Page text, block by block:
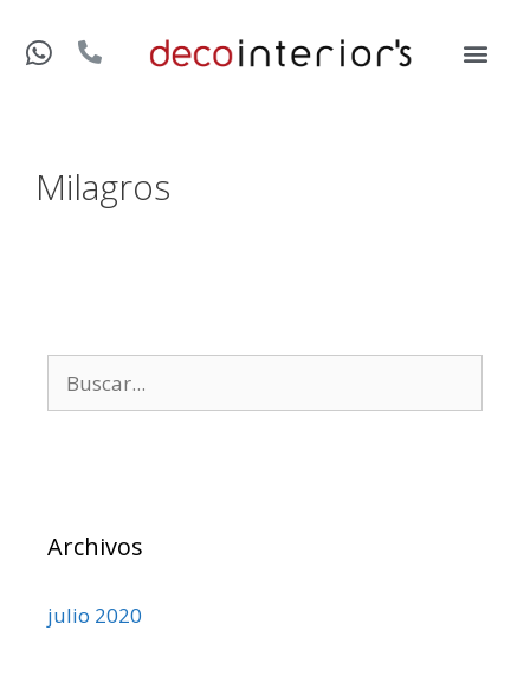
Milagros
Archivos
julio 2020